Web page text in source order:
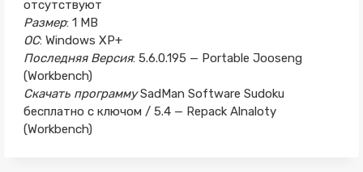
отсутствуют
Размер: 1 MB
ОС: Windows XP+
Последняя Версия: 5.6.0.195 — Portable Jooseng
(Workbench)
Скачать программуSadMan Software Sudoku
бесплатно с ключом / 5.4 — Repack Alnaloty
(Workbench)